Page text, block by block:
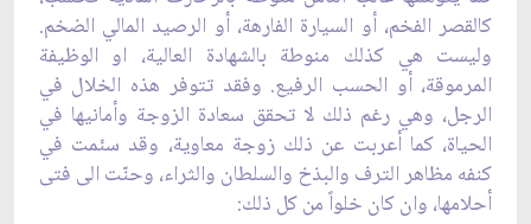
كالقصر الفخم، أو السيارة الفارهة، أو الرصيد المالي الضخم.
وليست هي كذلك منوطة بالشهادة العالية، او الوظيفة
المرموقة، أو الحسب الرفيع. وفقد تتوفر هذه الخلال في
الرجل، وهي رغم ذلك لا تحقق سعادة الزوجة وأمانيها في
الحياة، كما أعربت عن ذلك زوجة معاوية، وقد سئمت في
كنفه مظاهر الترف والبذخ والسلطان والثراء، وحنّت الى فتى
أحلامها، وان كان خلواً من كل ذلك: